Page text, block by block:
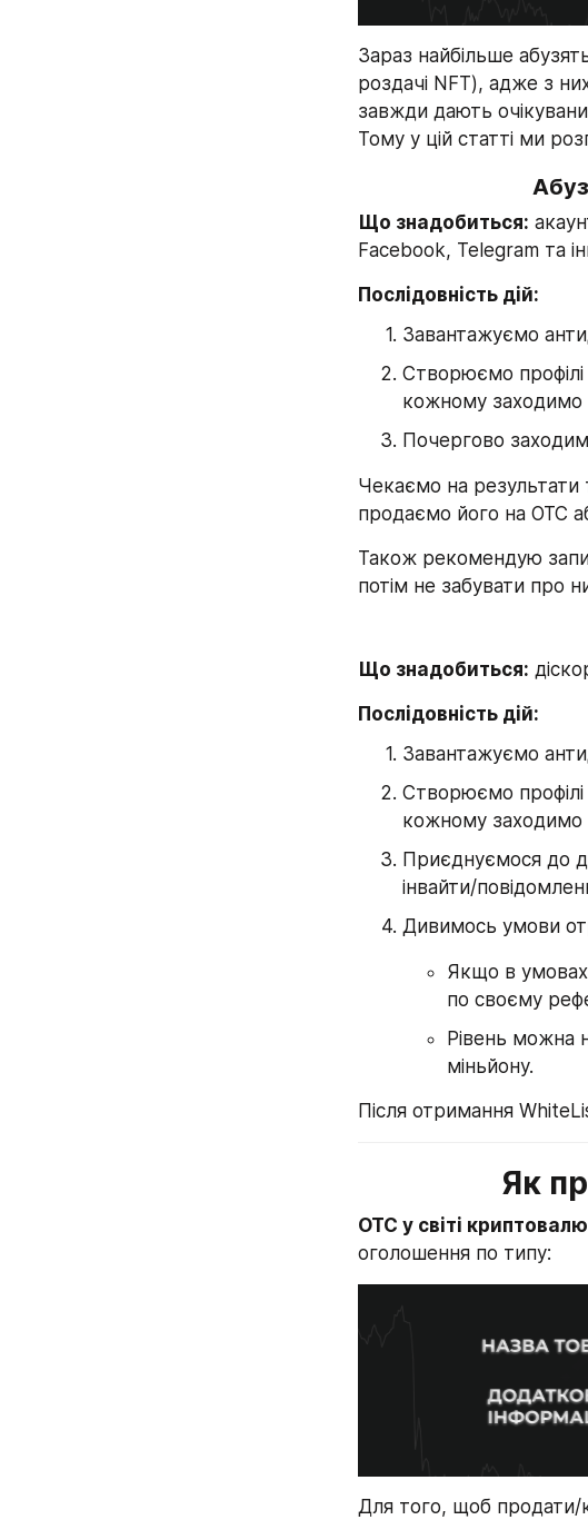
Зараз найбільше
роздачі NFT), адже з
завжди дають
Тому у цій статті ми
Що знадобиться:
Facebook, Telegram та
Послідовність дій:
Завантажуємо
Створюємо
кожному заходимо
Почергово
Чекаємо на результати
продаємо його на OTC
Також рекомендую
потім не забувати про
Що знадобиться:
Послідовність дій:
Завантажуємо
Створюємо
кожному заходимо
Приєднуємося до
інвайти/
Дивимось умови
Якщо в умовах
по своєму
Рівень можна
міньйону.
Після отримання
Як
OTC у світі
оголошення по типу:
Для того, щоб продати/